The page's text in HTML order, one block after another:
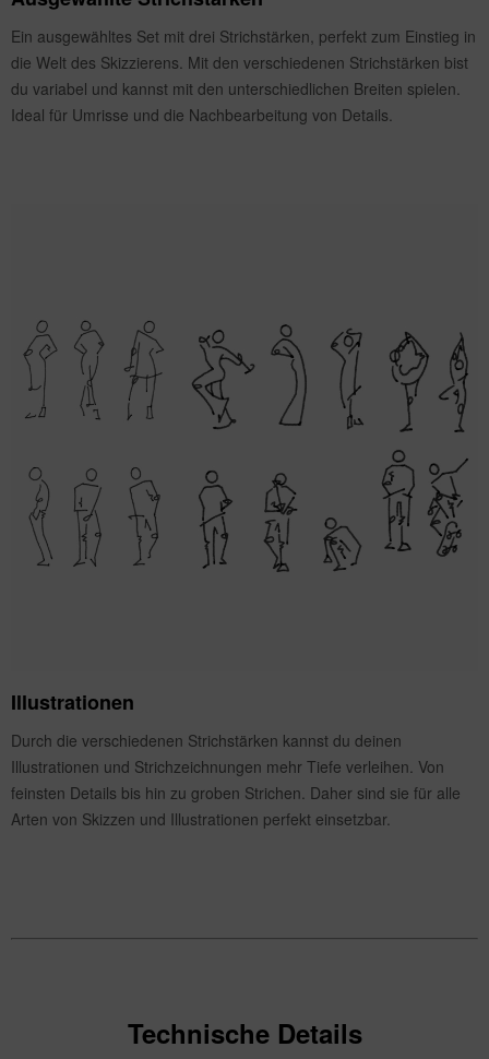
Ein ausgewähltes Set mit drei Strichstärken, perfekt zum Einstieg in
die Welt des Skizzierens. Mit den verschiedenen Strichstärken bist
du variabel und kannst mit den unterschiedlichen Breiten spielen.
Ideal für Umrisse und die Nachbearbeitung von Details.
Illustrationen
Durch die verschiedenen Strichstärken kannst du deinen
Illustrationen und Strichzeichnungen mehr Tiefe verleihen. Von
feinsten Details bis hin zu groben Strichen. Daher sind sie für alle
Arten von Skizzen und Illustrationen perfekt einsetzbar.
Technische Details